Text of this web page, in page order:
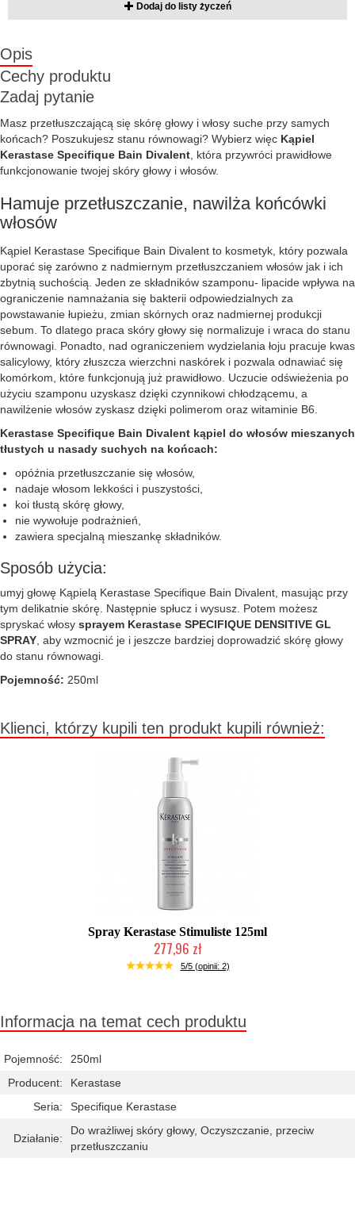
Dodaj do listy życzeń
Opis
Cechy produktu
Zadaj pytanie
Masz przetłuszczającą się skórę głowy i włosy suche przy samych
końcach? Poszukujesz stanu równowagi? Wybierz więc Kąpiel
Kerastase Specifique Bain Divalent , która przywróci prawidłowe
funkcjonowanie twojej skóry głowy i włosów.
Hamuje przetłuszczanie, nawilża końcówki
włosów
Kąpiel Kerastase Specifique Bain Divalent to kosmetyk, który pozwala
uporać się zarówno z nadmiernym przetłuszczaniem włosów jak i ich
zbytnią suchością. Jeden ze składników szamponu- lipacide wpływa na
ograniczenie namnażania się bakterii odpowiedzialnych za
powstawanie łupieżu, zmian skórnych oraz nadmiernej produkcji
sebum. To dlatego praca skóry głowy się normalizuje i wraca do stanu
równowagi. Ponadto, nad ograniczeniem wydzielania łoju pracuje kwas
salicylowy, który złuszcza wierzchni naskórek i pozwala odnawiać się
komórkom, które funkcjonują już prawidłowo. Uczucie odświeżenia po
użyciu szamponu uzyskasz dzięki czynnikowi chłodzącemu, a
nawilżenie włosów zyskasz dzięki polimerom oraz witaminie B6.
Kerastase Specifique Bain Divalent kąpiel do włosów mieszanych
tłustych u nasady suchych na końcach:
opóźnia przetłuszczanie się włosów,
nadaje włosom lekkości i puszystości,
koi tłustą skórę głowy,
nie wywołuje podrażnień,
zawiera specjalną mieszankę składników.
Sposób użycia:
umyj głowę Kąpielą Kerastase Specifique Bain Divalent, masując przy
tym delikatnie skórę. Następnie spłucz i wysusz. Potem możesz
spryskać włosy sprayem Kerastase SPECIFIQUE DENSITIVE GL
SPRAY , aby wzmocnić je i jeszcze bardziej doprowadzić skórę głowy
do stanu równowagi.
Pojemność: 250ml
Klienci, którzy kupili ten produkt kupili również:
Spray Kerastase Stimuliste 125ml
277,96 zł
Duża ilość (wysyłka w 24h)
5/5 (opinii: 2)
Informacja na temat cech produktu
Pojemność:
250ml
Producent:
Kerastase
Seria:
Specifique Kerastase
Działanie:
Do wrażliwej skóry głowy, Oczyszczanie, przeciw
przetłuszczaniu